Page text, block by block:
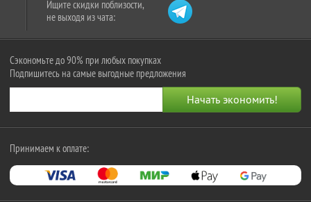
Ищите скидки поблизости,
не выходя из чата:
Сэкономьте до 90% при любых покупках
Подпишитесь на самые выгодные предложения
Принимаем к оплате: